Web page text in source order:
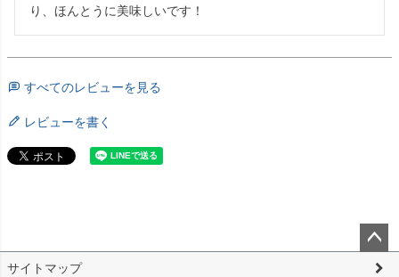
り、ほんとうに美味しいです！
すべてのレビューを見る
レビューを書く
ペー
サイトマップ